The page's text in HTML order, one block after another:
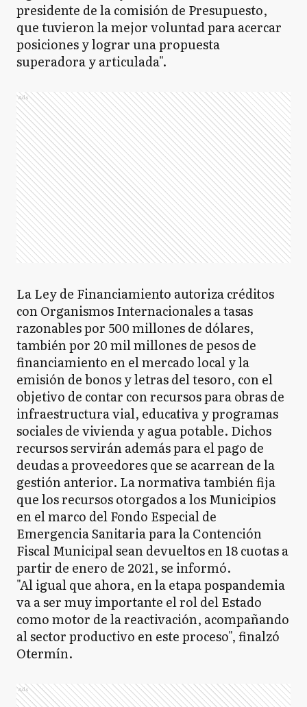
presidente de la comisión de Presupuesto,
que tuvieron la mejor voluntad para acercar
posiciones y lograr una propuesta
superadora y articulada".
Ads
La Ley de Financiamiento autoriza créditos
con Organismos Internacionales a tasas
razonables por 500 millones de dólares,
también por 20 mil millones de pesos de
financiamiento en el mercado local y la
emisión de bonos y letras del tesoro, con el
objetivo de contar con recursos para obras de
infraestructura vial, educativa y programas
sociales de vivienda y agua potable. Dichos
recursos servirán además para el pago de
deudas a proveedores que se acarrean de la
gestión anterior. La normativa también fija
que los recursos otorgados a los Municipios
en el marco del Fondo Especial de
Emergencia Sanitaria para la Contención
Fiscal Municipal sean devueltos en 18 cuotas a
partir de enero de 2021, se informó.
"Al igual que ahora, en la etapa pospandemia
va a ser muy importante el rol del Estado
como motor de la reactivación, acompañando
al sector productivo en este proceso", finalzó
Otermín.
Ads